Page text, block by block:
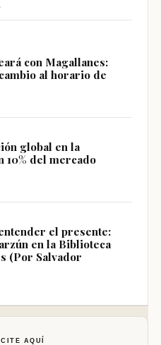
con Magallanes:
al horario de
global en la
10% del mercado
el presente:
en la Biblioteca
(Por Salvador
AQUÍ